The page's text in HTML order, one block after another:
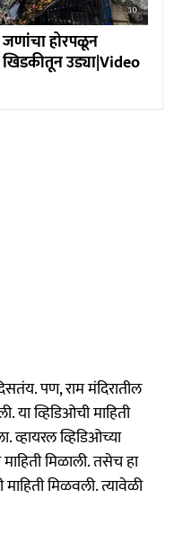
होरपळून
उड्या|Video
पण, राम मंदिरातील
व्हिडिओची माहिती
व्हायरल व्हिडिओच्या
मिळाली. तसेच हा
मिळवली. त्यावेळी